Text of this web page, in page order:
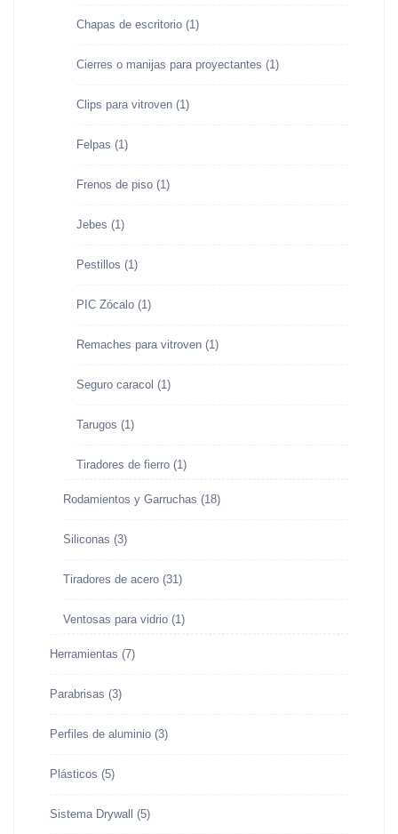
Chapas de escritorio (1)
Cierres o manijas para proyectantes (1)
Clips para vitroven (1)
Felpas (1)
Frenos de piso (1)
Jebes (1)
Pestillos (1)
PIC Zócalo (1)
Remaches para vitroven (1)
Seguro caracol (1)
Tarugos (1)
Tiradores de fierro (1)
Rodamientos y Garruchas (18)
Siliconas (3)
Tiradores de acero (31)
Ventosas para vidrio (1)
Herramientas (7)
Parabrisas (3)
Perfiles de aluminio (3)
Plásticos (5)
Sistema Drywall (5)